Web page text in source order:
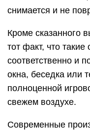
снимается и не
Кроме сказанного
тот факт, что
соответственно и
окна, беседка или
полноценной
свежем воздухе.
Современные